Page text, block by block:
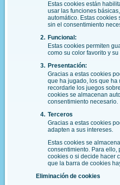
Estas cookies están
usar las funciones
automático. Estas cookies
sin el consentimiento
Funcional:
Estas cookies permiten
como su color favorito y su
Presentación:
Gracias a estas cookies
que ha jugado, los que ha
recordarle los juegos
cookies se almacenan
consentimiento necesario.
Terceros
Gracias a estas cookies
adapten a sus intereses.
Estas cookies se
consentimiento. Para ello,
cookies o si decide hacer
que la barra de cookies
Eliminación de cookies